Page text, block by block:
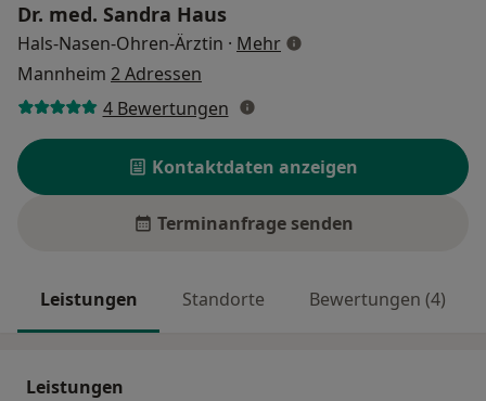
Dr. med. Sandra Haus
Hals-Nasen-Ohren-Ärztin · Mehrüber Spezialisierungen
Mannheim 2 Adressen
4 Bewertungen
Kontaktdaten anzeigen
Terminanfrage senden
Leistungen Standorte Bewertungen (4)
Leistungen